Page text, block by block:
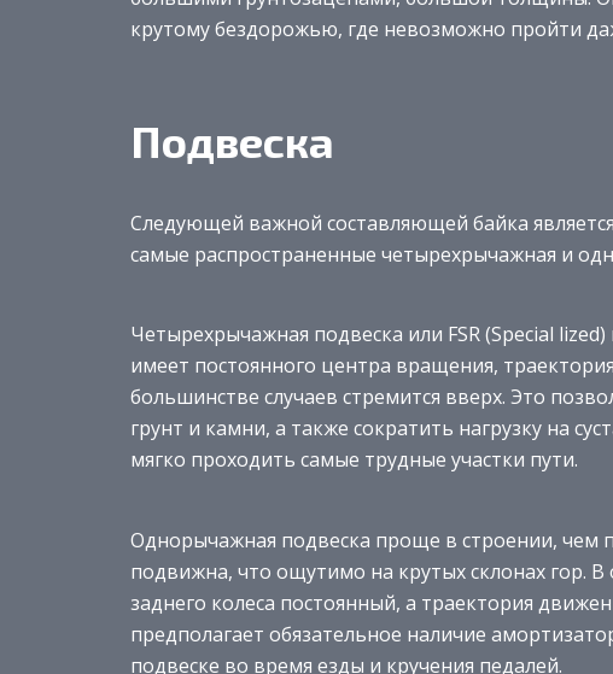
крутому бездорожью, где невозможно пройти
Подвеска
Следующей важной составляющей байка
самые распространенные четырехрычажная и
Четырехрычажная подвеска или FSR (Special
имеет постоянного центра вращения,
большинстве случаев стремится вверх. Это
грунт и камни, а также сократить нагрузку на
мягко проходить самые трудные участки пути.
Однорычажная подвеска проще в строении, чем
подвижна, что ощутимо на крутых склонах гор.
заднего колеса постоянный, а траектория
предполагает обязательное наличие
подвеске во время езды и кручения педалей.